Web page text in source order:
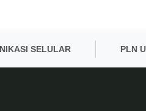
SELULAR PLN UID